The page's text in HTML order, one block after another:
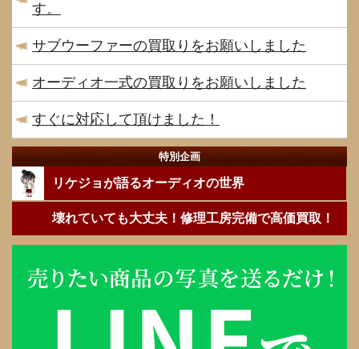
す。
サブウーファーの買取りをお願いしました
オーディオ一式の買取りをお願いしました
すぐに対応して頂けました！
特別企画
リケジョが語るオーディオの世界
壊れていても大丈夫！修理工房完備で高価買取！